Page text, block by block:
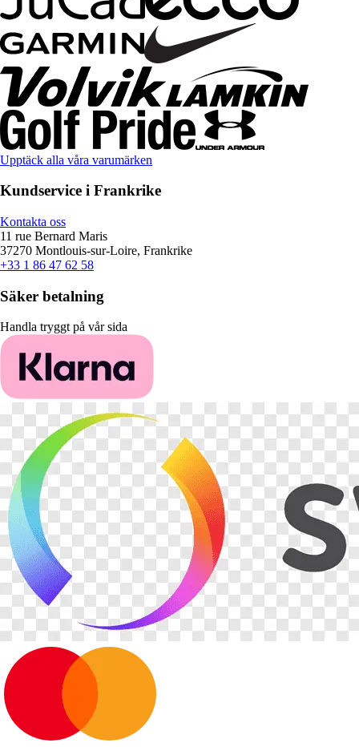
Upptäck alla våra varumärken
Kundservice i Frankrike
Kontakta oss
11 rue Bernard Maris
37270 Montlouis-sur-Loire, Frankrike
+33 1 86 47 62 58
Säker betalning
Handla tryggt på vår sida